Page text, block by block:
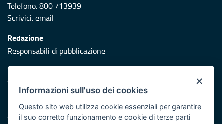
Telefono: 800 713939
Scrivici:email
Redazione
Responsabili di pubblicazione
Protezione civile
Vai al sito di Protezione Civile Puglia
Iniziativa finanziata con risorse del POR Puglia 2014/2020 -
Asse XI
×
Informazioni sull'uso dei cookies
Questo sito web utilizza cookie essenziali per garantire
il suo corretto funzionamento e cookie di terze parti